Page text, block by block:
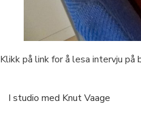
Klikk på link for å lesa intervju på
I studio med Knut Vaage